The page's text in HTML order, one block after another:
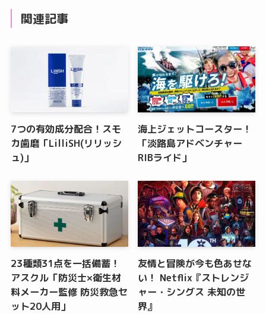
関連記事
7つの有効成分配合！スモ
カ歯磨「LilliSH(リリッシ
ュ)」
海上ジェットコースター！
「淡路島アドベンチャー
RIBライド」
23種類31点を一括備蓄！
アスクル「防災士×衛生材
料メーカー監修 防災救急セ
ット20人用」
友情と冒険が今も色あせな
い！ Netflix『ストレンジ
ャー・シングス 未知の世
界』